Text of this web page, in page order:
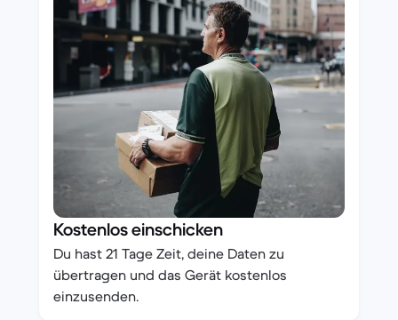
Kostenlos einschicken
Du hast 21 Tage Zeit, deine Daten zu
übertragen und das Gerät kostenlos
einzusenden.